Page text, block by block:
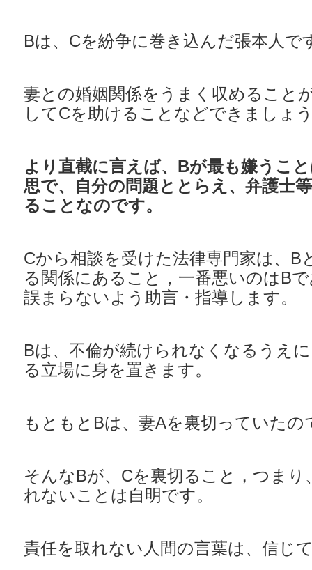
Bは、Cを紛争に巻き込んだ張本人で
妻との婚姻関係をうまく収めること
してCを助けることなどできましょ
より直截に言えば、Bが最も嫌うこ
思で、自分の問題ととらえ、弁護士
ることなのです。
Cから相談を受けた法律専門家は、B
る関係にあること，一番悪いのはB
誤まらないよう助言・指導します。
Bは、不倫が続けられなくなるうえ
る立場に身を置きます。
もともとBは、妻Aを裏切っていたの
そんなBが、Cを裏切ること，つまり
れないことは自明です。
責任を取れない人間の言葉は、信じ